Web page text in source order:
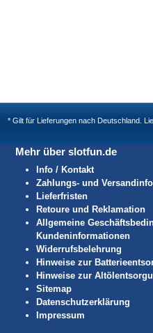
* Gilt für Lieferungen nach Deutschland.
Mehr über slotfun.de
Info / Kontakt
Zahlungs- und
Lieferfristen
Retoure und Reklamation
Allgemeine
Kundeninformationen
Widerrufsbelehrung
Hinweise zur
Hinweise zur
Sitemap
Datenschutzerklärung
Impressum